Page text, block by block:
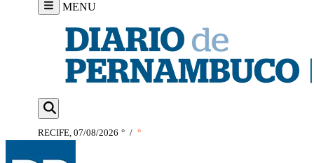
MENU
RECIFE, 07/08/2026 ° / °